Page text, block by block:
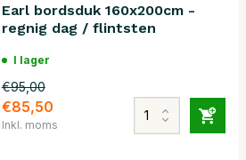
Earl bordsduk 160x200cm -
regnig dag / flintsten
I lager
€95,00
€85,50
Inkl. moms